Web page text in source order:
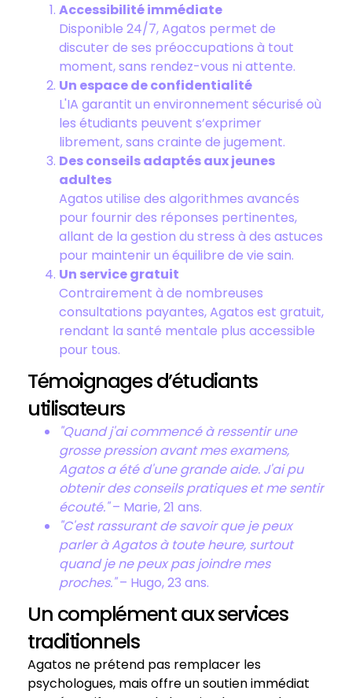
Accessibilité immédiate
Disponible 24/7, Agatos permet de
discuter de ses préoccupations à tout
moment, sans rendez-vous ni attente.
Un espace de confidentialité
L'IA garantit un environnement sécurisé où
les étudiants peuvent s’exprimer
librement, sans crainte de jugement.
Des conseils adaptés aux jeunes
adultes
Agatos utilise des algorithmes avancés
pour fournir des réponses pertinentes,
allant de la gestion du stress à des astuces
pour maintenir un équilibre de vie sain.
Un service gratuit
Contrairement à de nombreuses
consultations payantes, Agatos est gratuit,
rendant la santé mentale plus accessible
pour tous.
Témoignages d’étudiants
utilisateurs
"Quand j'ai commencé à ressentir une
grosse pression avant mes examens,
Agatos a été d'une grande aide. J'ai pu
obtenir des conseils pratiques et me sentir
écouté."– Marie, 21 ans.
"C'est rassurant de savoir que je peux
parler à Agatos à toute heure, surtout
quand je ne peux pas joindre mes
proches."– Hugo, 23 ans.
Un complément aux services
traditionnels
Agatos ne prétend pas remplacer les
psychologues, mais offre un soutien immédiat